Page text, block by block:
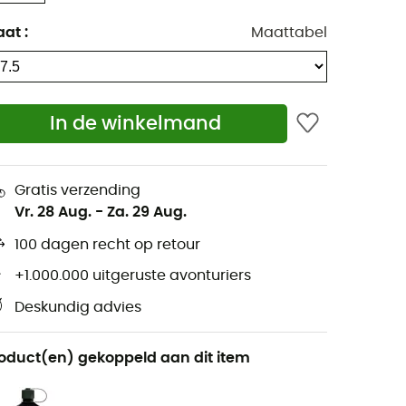
: Maattabel
In de winkelmand
Gratis verzending
Vr. 28 Aug. - Za. 29 Aug.
100 dagen recht op retour
+1.000.000 uitgeruste avonturiers
Deskundig advies
gekoppeld aan dit item